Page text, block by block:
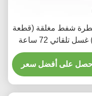
شفط مغلقة (قطعة
T) غسل تلقائي 72 ساعة
للبالغين
على أفضل سعر